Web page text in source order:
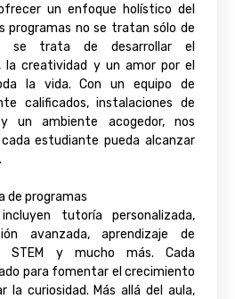
un enfoque holístico del
programas no se tratan sólo de
se trata de desarrollar el
la creatividad y un amor por el
la vida. Con un equipo de
calificados, instalaciones de
un ambiente acogedor, nos
estudiante pueda alcanzar
de programas
tutoría personalizada,
avanzada, aprendizaje de
STEM y mucho más. Cada
para fomentar el crecimiento
la curiosidad. Más allá del aula,